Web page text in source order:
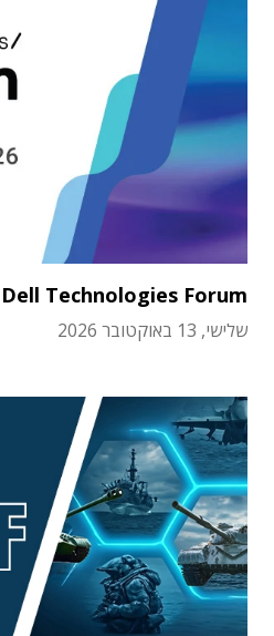
Dell Technologies Forum
שלישי, 13 באוקטובר 2026